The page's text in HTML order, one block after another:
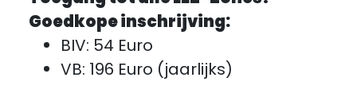
Goedkope inschrijving:
BIV: 54 Euro
VB: 196 Euro (jaarlijks)